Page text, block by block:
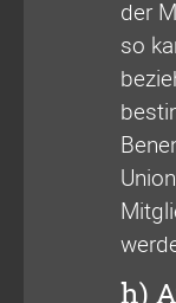
der
so
h)